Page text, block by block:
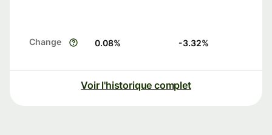
Change 0.08% -3.32%
Voir l'historique complet